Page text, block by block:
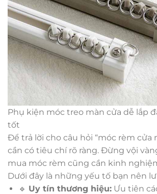
Phụ kiện móc treo màn cửa dễ lắp
tốt
Để trả lời cho câu hỏi “móc rèm cửa
cần có tiêu chí rõ ràng. Đừng vội
mua móc rèm cũng cần kinh
Dưới đây là những yếu tố bạn nên
🔹 Uy tín thương hiệu:Ưu tiên